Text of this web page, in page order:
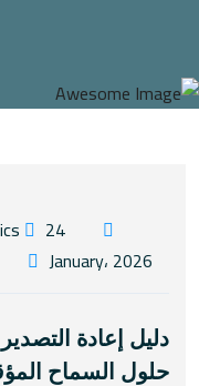
24
January، 2026
دليل إعادة
حلول السماح